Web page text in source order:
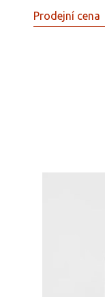
Prodejní cena